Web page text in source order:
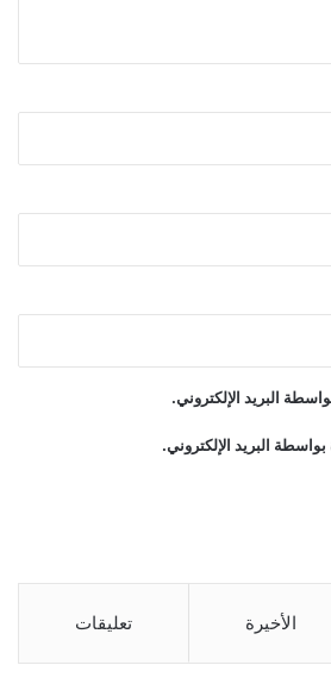
البريد الإلكتروني.
البريد الإلكتروني.
الأخيرة تعليقات